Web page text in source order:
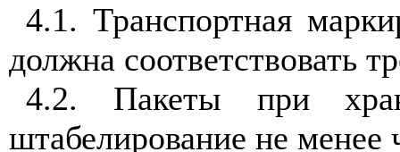
4.1. Транспортная
должна соответствовать
4.2. Пакеты при
штабелирование не менее